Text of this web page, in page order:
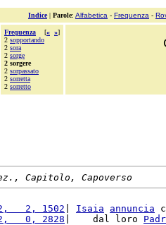
Indice| Parole: Alfabetica - Frequenza -
Frequenza [« »]
2 sopportando
2 sora
2 sorge
2 sorgere
2 sorpassato
2 sorretta
2 sorretto
Capitolo, Capoverso
2, 1502
Isaia annuncia
0, 2828
|    dal loro